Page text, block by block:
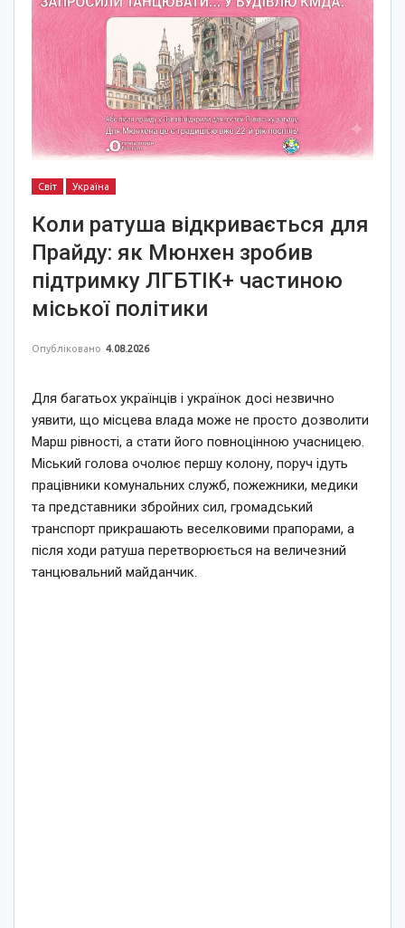
Світ Україна
Коли ратуша відкривається для
Прайду: як Мюнхен зробив
підтримку ЛГБТІК+ частиною
міської політики
Опубліковано 4.08.2026
Для багатьох українців і українок досі незвично
уявити, що місцева влада може не просто дозволити
Марш рівності, а стати його повноцінною учасницею.
Міський голова очолює першу колону, поруч ідуть
працівники комунальних служб, пожежники, медики
та представники збройних сил, громадський
транспорт прикрашають веселковими прапорами, а
після ходи ратуша перетворюється на величезний
танцювальний майданчик.